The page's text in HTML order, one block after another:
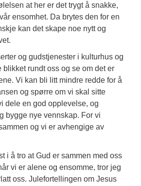
at her er det trygt å snakke,
ensomhet. Da brytes den for en
kan det skape noe nytt og
og gudstjenester i kulturhus og
blikket rundt oss og se om det er
Vi kan bli litt mindre redde for å
og spørre om vi skal sitte
dele en god opplevelse, og
bygge nye vennskap. For vi
og vi er avhengige av
i å tro at Gud er sammen med oss
vi er alene og ensomme, tror jeg
oss. Julefortellingen om Jesus